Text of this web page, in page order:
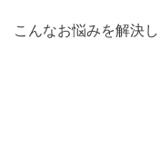
こんなお悩みを解決